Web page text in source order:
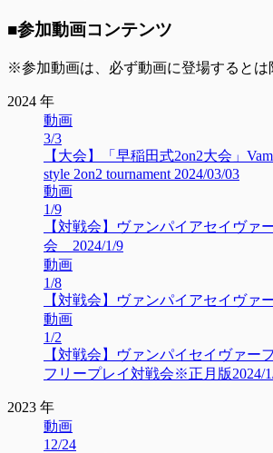
■参加動画コンテンツ
※参加動画は、必ず動画に登場するとは
2024 年
動画
3/3
【大会】「早稲田式2on2大会」
style 2on2 tournament 2024/03/03
動画
1/9
【対戦会】ヴァンパイアセイヴァ
会 2024/1/9
動画
1/8
【対戦会】ヴァンパイアセイヴァ
動画
1/2
【対戦会】ヴァンパイセイヴァー
フリープレイ対戦会※正月版2024/
2023 年
動画
12/24